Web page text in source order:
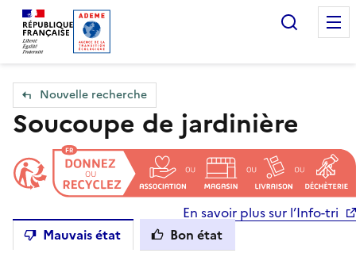
Accueil — Que Faire de mes objets & déchets
Nouvelle recherche
Soucoupe de jardinière
En savoir plus sur l’Info-tri
Mauvais état
Bon état